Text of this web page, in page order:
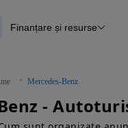
Blog Autovit.ro
Finanțare și resurse
Mercedes-Benz
-